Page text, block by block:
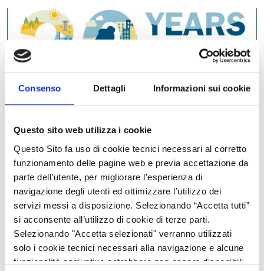
Consenso Dettagli Informazioni sui cookie
Questo sito web utilizza i cookie
Questo Sito fa uso di cookie tecnici necessari al corretto
funzionamento delle pagine web e previa accettazione da
parte dell’utente, per migliorare l’esperienza di
navigazione degli utenti ed ottimizzare l’utilizzo dei
servizi messi a disposizione. Selezionando “Accetta tutti”
si acconsente all’utilizzo di cookie di terze parti.
Selezionando "Accetta selezionati" verranno utilizzati
solo i cookie tecnici necessari alla navigazione e alcune
funzionalità aggiuntive potrebbero non essere disponibili.
I servizi di INTERACT sono offerti gratuitamente al personale
delle istituzioni impegnate nel coordinamento dei programmi di
cooperazione.
INTERACT è un programma sui generis, che ha come beneficiari:
Autorità di Gestione dei programmi di cooperazione,